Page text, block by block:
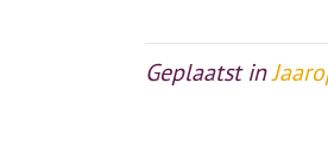
Geplaatst in